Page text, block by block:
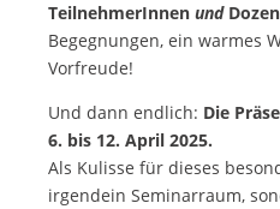
TeilnehmerInnen und
Begegnungen, ein warmes
Vorfreude!
Und dann endlich: Die
6. bis 12. April 2025.
Als Kulisse für dieses
irgendein Seminarraum,